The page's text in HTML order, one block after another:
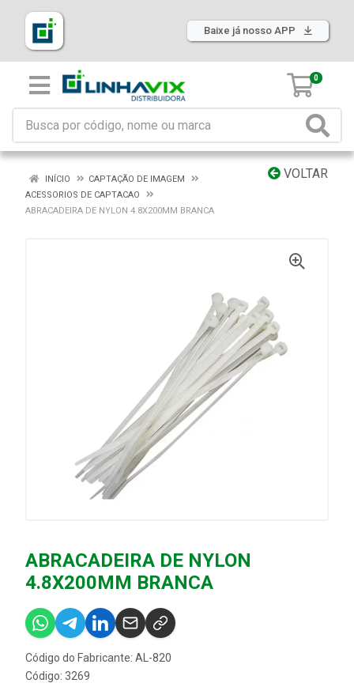
Baixe já nosso APP
0
VOLTAR
INÍCIO
CAPTAÇÃO DE IMAGEM
ACESSORIOS DE CAPTACAO
ABRACADEIRA DE NYLON 4.8X200MM BRANCA
ABRACADEIRA DE NYLON
4.8X200MM BRANCA
Código do Fabricante: AL-820
Código: 3269